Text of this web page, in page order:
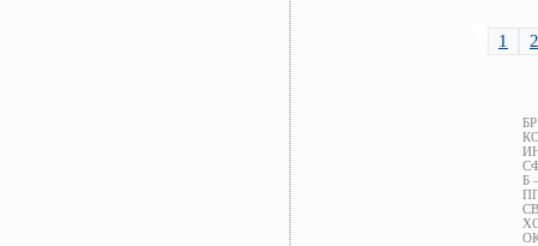
1 2
Б